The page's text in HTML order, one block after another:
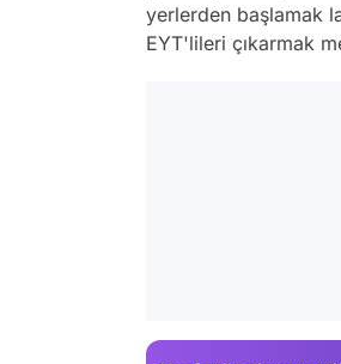
yerlerden başlamak
EYT'lileri çıkarmak